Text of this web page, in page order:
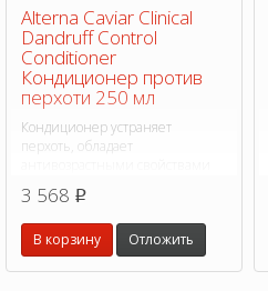
Alterna Caviar Clinical
Dandruff Control
Conditioner
Кондиционер против
перхоти 250 мл
Кондиционер устраняет
перхоть, обладает
восстановления волос и кожи
головы.
3 568 p
В корзину Отложить